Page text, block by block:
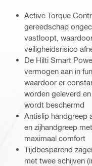
Active Torque
gereedschap
vastloopt,
veiligheidsrisico
De Hilti Smart
vermogen aan in
waardoor er
worden geleverd
wordt beschermd
Antislip handgreep
en zijhandgreep
maximaal comfort
Tijdbesparend
met twee schijven